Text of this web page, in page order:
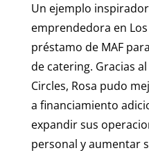
Un ejemplo
emprendedora en
préstamo de MAF
de catering. Gracias
Circles, Rosa pudo
a financiamiento
expandir sus
personal y aumentar